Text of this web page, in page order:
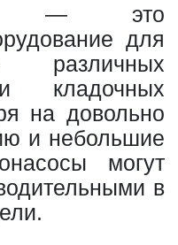
это
для
различных
кладочных
на довольно
и небольшие
могут
в